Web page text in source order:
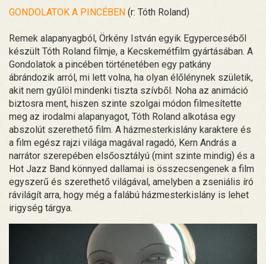
GONDOLATOK A PINCÉBEN (r: Tóth Roland)
Remek alapanyagból, Örkény István egyik Egyperceséből
készült Tóth Roland filmje, a Kecskemétfilm gyártásában. A
Gondolatok a pincében történetében egy patkány
ábrándozik arról, mi lett volna, ha olyan élőlénynek születik,
akit nem gyűlöl mindenki tiszta szívből. Noha az animáció
biztosra ment, hiszen szinte szolgai módon filmesítette
meg az irodalmi alapanyagot, Tóth Roland alkotása egy
abszolút szerethető film. A házmesterkislány karaktere és
a film egész rajzi világa magával ragadó, Kern András a
narrátor szerepében elsőosztályú (mint szinte mindig) és a
Hot Jazz Band könnyed dallamai is összecsengenek a film
egyszerű és szerethető világával, amelyben a zseniális író
rávilágít arra, hogy még a falábú házmesterkislány is lehet
irigység tárgya.